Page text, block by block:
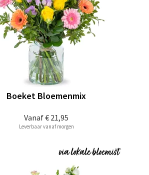
Vanaf€ 21,95
Boeket Bloemenmix
Leverbaar vanaf morgen